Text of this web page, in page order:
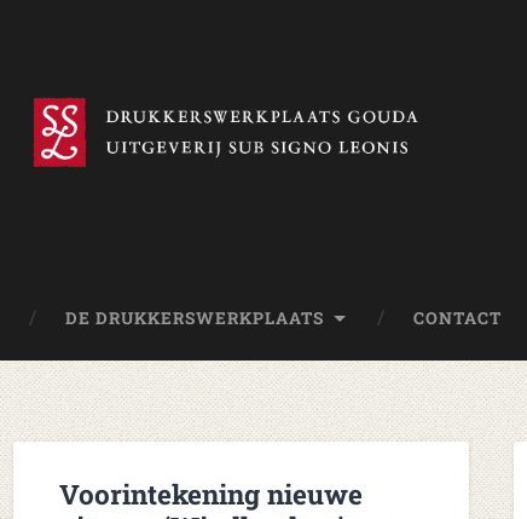
DE DRUKKERSWERKPLAATS CONTACT
Voorintekening nieuwe